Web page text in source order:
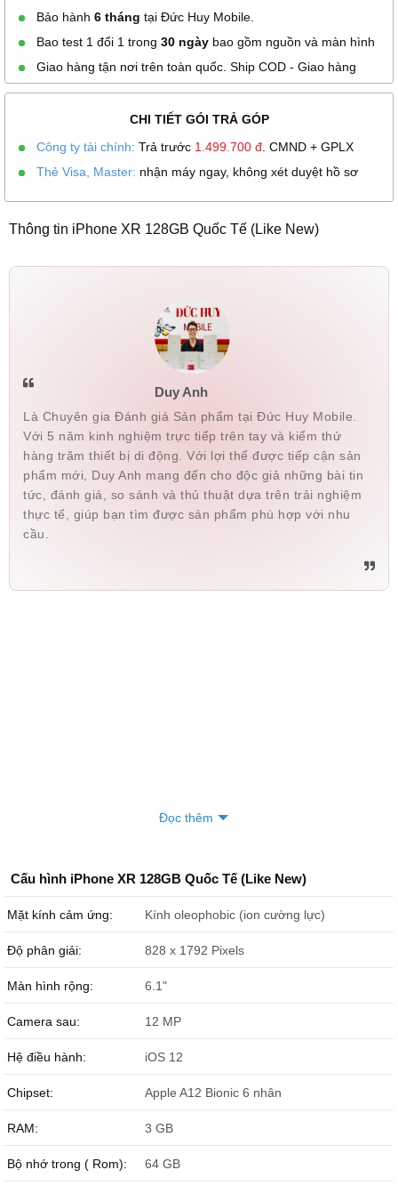
Bảo hành 6 tháng tại Đức Huy Mobile.
Bao test 1 đổi 1 trong 30 ngày bao gồm nguồn và màn hình
Giao hàng tận nơi trên toàn quốc. Ship COD - Giao hàng
CHI TIẾT GÓI TRẢ GÓP
Công ty tài chính: Trả trước 1.499.700 đ . CMND + GPLX
Thẻ Visa, Master: nhận máy ngay, không xét duyệt hồ sơ
Thông tin iPhone XR 128GB Quốc Tế (Like New)
Duy Anh
Là Chuyên gia Đánh giá Sản phẩm tại Đức Huy Mobile.
Với 5 năm kinh nghiệm trực tiếp trên tay và kiểm thử
hàng trăm thiết bị di động. Với lợi thế được tiếp cận sản
phẩm mới, Duy Anh mang đến cho độc giả những bài tin
tức, đánh giá, so sánh và thủ thuật dựa trên trải nghiệm
thực tế, giúp bạn tìm được sản phẩm phù hợp với nhu
cầu.
Đọc thêm
Cấu hình iPhone XR 128GB Quốc Tế (Like New)
Mặt kính cảm ứng: Kính oleophobic (ion cường lực)
Độ phân giải: 828 x 1792 Pixels
Màn hình rộng: 6.1"
Camera sau: 12 MP
Hệ điều hành: iOS 12
Chipset: Apple A12 Bionic 6 nhân
RAM: 3 GB
Bộ nhớ trong ( Rom): 64 GB